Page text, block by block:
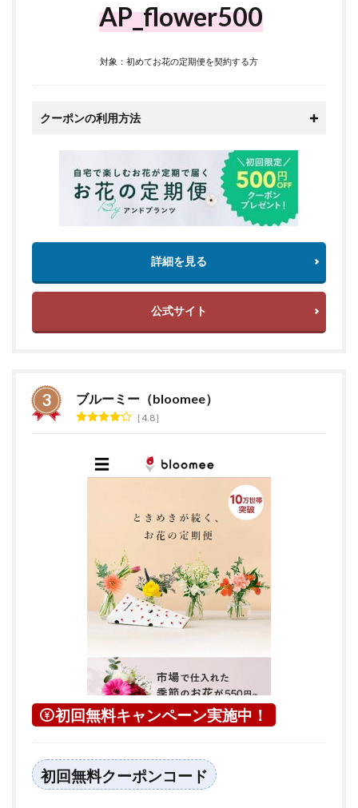
AP_flower500
対象：初めてお花の定期便を契約する方
クーポンの利用方法
詳細を見る
公式サイト
ブルーミー（bloomee）
4.8
初回無料キャンペーン実施中！
初回無料クーポンコード